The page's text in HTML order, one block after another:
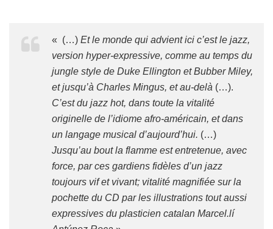
« (…) Et le monde qui advient ici c’est le jazz,
version hyper-expressive, comme au temps du
jungle style de Duke Ellington et Bubber Miley,
et jusqu’à Charles Mingus, et au-delà (…).
C’est du jazz hot, dans toute la vitalité
originelle de l’idiome afro-américain, et dans
un langage musical d’aujourd’hui. (…)
Jusqu’au bout la flamme est entretenue, avec
force, par ces gardiens fidèles d’un jazz
toujours vif et vivant; vitalité magnifiée sur la
pochette du CD par les illustrations tout aussi
expressives du plasticien catalan Marcel.lí